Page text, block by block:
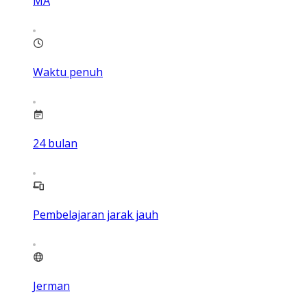
Waktu penuh
24 bulan
Pembelajaran jarak jauh
Jerman